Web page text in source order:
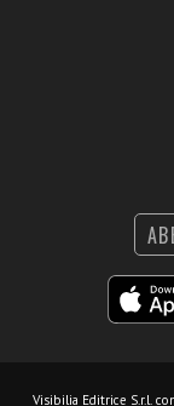
Visibilia Editrice S.r.l.